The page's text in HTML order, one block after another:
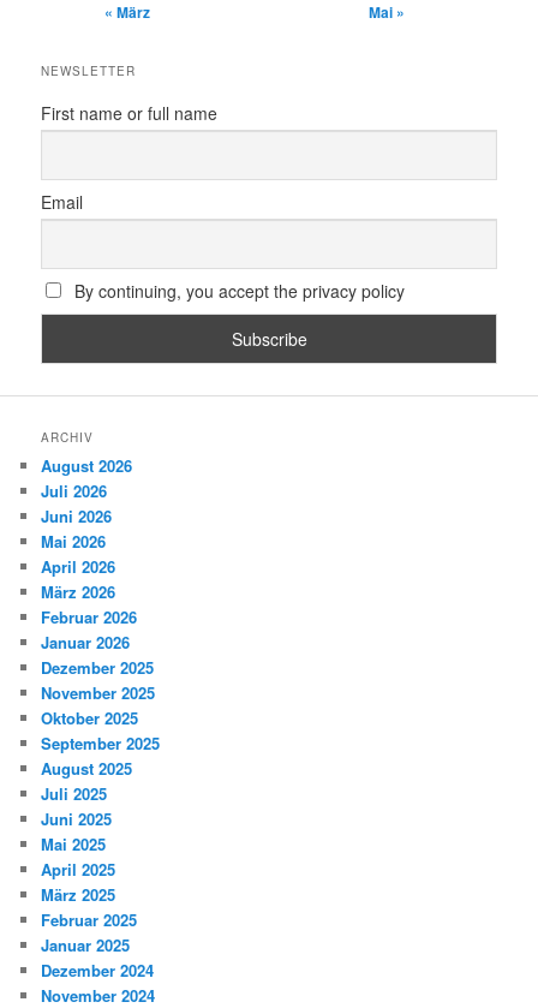
« März Mai »
NEWSLETTER
First name or full name
Email
By continuing, you accept the privacy policy
ARCHIV
August 2026
Juli 2026
Juni 2026
Mai 2026
April 2026
März 2026
Februar 2026
Januar 2026
Dezember 2025
November 2025
Oktober 2025
September 2025
August 2025
Juli 2025
Juni 2025
Mai 2025
April 2025
März 2025
Februar 2025
Januar 2025
Dezember 2024
November 2024